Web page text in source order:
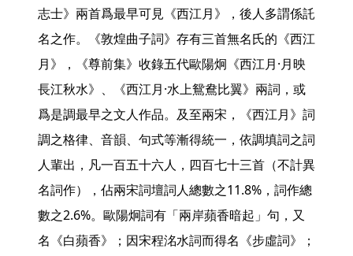
志士》兩首爲最早可見《西江月》，後人多謂係託
名之作。《敦煌曲子詞》存有三首無名氏的《西江
月》，《尊前集》收錄五代歐陽炯《西江月·月映
長江秋水》、《西江月·水上鴛鴦比翼》兩詞，或
爲是調最早之文人作品。及至兩宋，《西江月》詞
調之格律、音韻、句式等漸得統一，依調填詞之詞
人輩出，凡一百五十六人，四百七十三首（不計異
名詞作），佔兩宋詞壇詞人總數之11.8%，詞作總
數之2.6%。歐陽炯詞有「兩岸蘋香暗起」句，又
名《白蘋香》；因宋程洺水詞而得名《步虛詞》；